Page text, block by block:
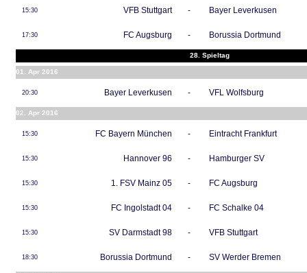
15:30 VFB Stuttgart - Bayer Leverkusen
17:30 FC Augsburg - Borussia Dortmund
28. Spieltag
01. Apr 2016
20:30 Bayer Leverkusen - VFL Wolfsburg
02. Apr 2016
15:30 FC Bayern München - Eintracht Frankfurt
15:30 Hannover 96 - Hamburger SV
15:30 1. FSV Mainz 05 - FC Augsburg
15:30 FC Ingolstadt 04 - FC Schalke 04
15:30 SV Darmstadt 98 - VFB Stuttgart
18:30 Borussia Dortmund - SV Werder Bremen